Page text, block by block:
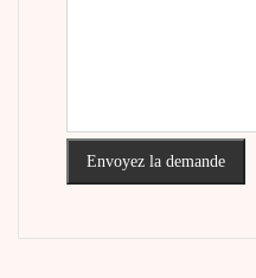
Envoyez la demande